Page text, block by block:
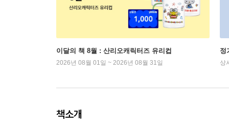
이달의 책 8월 : 산리오캐릭터즈 유리컵
2026년 08월 01일 ~ 2026년 08월 31일
정
상
책소개